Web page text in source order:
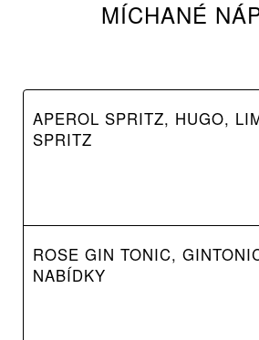
MÍCHANÉ
APEROL SPRITZ, HUGO,
SPRITZ
ROSE GIN TONIC,
NABÍDKY